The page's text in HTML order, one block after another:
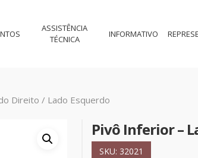
ASSISTÊNCIA
TÉCNICA
INFORMATIVO
Direito / Lado Esquerdo
Pivô Inferior –
SKU: 32021